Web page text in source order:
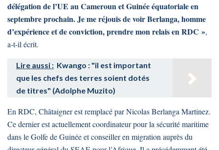
délégation de l’UE au Cameroun et Guinée équatoriale en
septembre prochain. Je me réjouis de voir Berlanga, homme
d’expérience et de conviction, prendre mon relais en RDC »,
a-t-il écrit.
Lire aussi : Kwango : "il est important
que les chefs des terres soient dotés
de titres" (Adolphe Muzito)
En RDC, Châtaigner est remplacé par Nicolas Berlanga Martinez.
Ce dernier est actuellement coordinateur pour la sécurité maritime
dans le Golfe de Guinée et conseiller en migration auprès du